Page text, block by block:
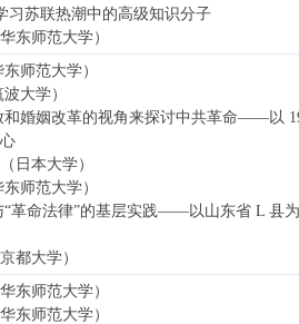
习苏联热潮中的高级知识分子
东师范大学）
师范大学）
大学）
和婚姻改革的视角来探讨中共革命——以
日本大学）
师范大学）
“革命法律”的基层实践——以山东省 L 县
都大学）
东师范大学）
东师范大学）